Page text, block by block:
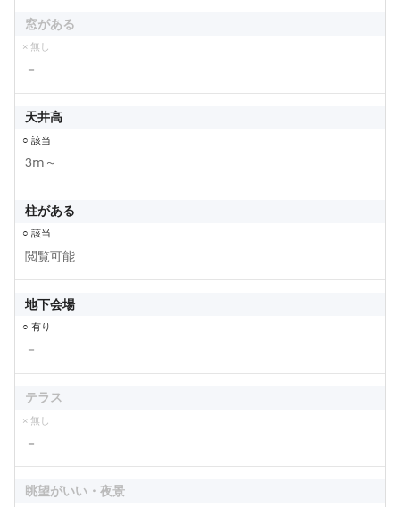
窓がある
× 無し
－
天井高
○ 該当
3ⅿ～
柱がある
○ 該当
閲覧可能
地下会場
○ 有り
－
テラス
× 無し
－
眺望がいい・夜景